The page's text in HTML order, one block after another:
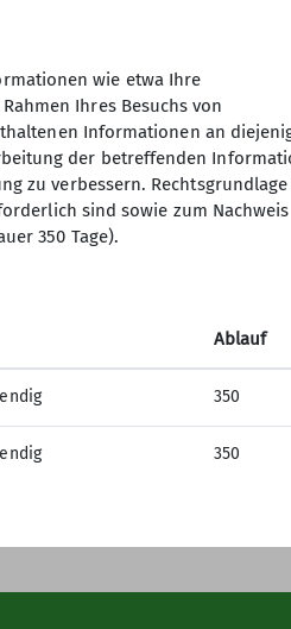
Sektion Hameln des
Deutschen
Telefon +4915204025660
wie etwa Ihre
Ihres Besuchs von
Informationen an
der betreffenden
zu verbessern.
sind sowie zum Nachweis
350 Tage).
Ablauf
350
350